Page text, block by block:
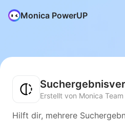
Monica PowerUP
Erstellt von Monica Team
Hilft dir, mehrere